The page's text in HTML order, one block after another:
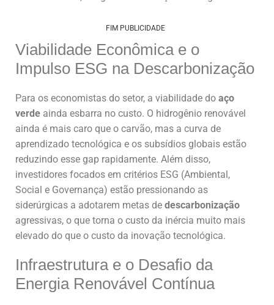
FIM PUBLICIDADE
Viabilidade Econômica e o
Impulso ESG na Descarbonização
Para os economistas do setor, a viabilidade do aço
verde ainda esbarra no custo. O hidrogênio renovável
ainda é mais caro que o carvão, mas a curva de
aprendizado tecnológica e os subsídios globais estão
reduzindo esse gap rapidamente. Além disso,
investidores focados em critérios ESG (Ambiental,
Social e Governança) estão pressionando as
siderúrgicas a adotarem metas de descarbonização
agressivas, o que torna o custo da inércia muito mais
elevado do que o custo da inovação tecnológica.
Infraestrutura e o Desafio da
Energia Renovável Contínua